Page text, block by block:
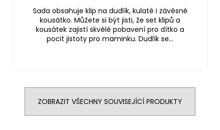
Sada obsahuje klip na dudlík, kulaté i závěsné
kousátko. Můžete si být jisti, že set klipů a
kousátek zajistí skvělé pobavení pro dítko a
pocit jistoty pro maminku. Dudlík se...
ZOBRAZIT VŠECHNY SOUVISEJÍCÍ PRODUKTY